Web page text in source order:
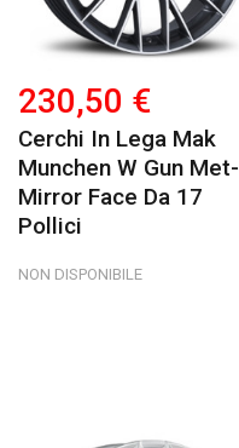
230,50 €
Cerchi In Lega Mak
Munchen W Gun Met-
Mirror Face Da 17
Pollici
NON DISPONIBILE